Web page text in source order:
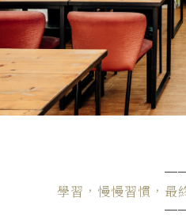
學習，慢慢習慣，最